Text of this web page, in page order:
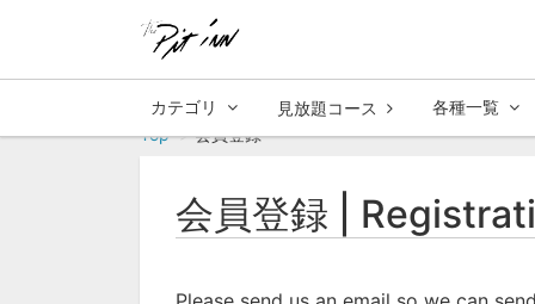
カテゴリ 見放題コース
各種一覧
Top
会員登録
会員登録 |